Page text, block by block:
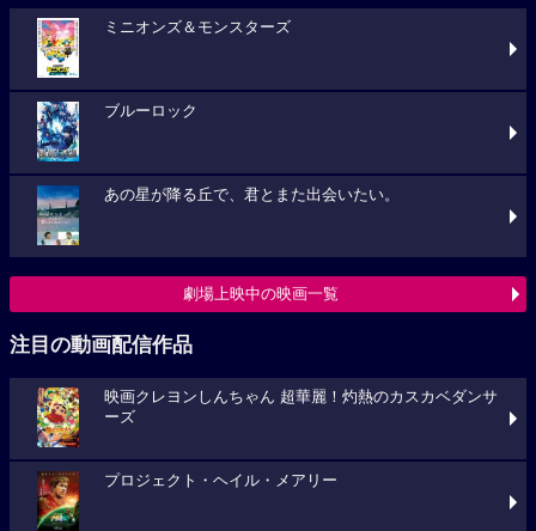
ミニオンズ＆モンスターズ
ブルーロック
あの星が降る丘で、君とまた出会いたい。
劇場上映中の映画一覧
注目の動画配信作品
映画クレヨンしんちゃん 超華麗！灼熱のカスカベダンサ
ーズ
プロジェクト・ヘイル・メアリー